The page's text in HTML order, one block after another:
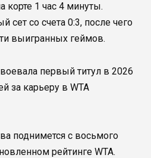
корте 1 час 4 минуты.
сет со счета 0:3, после чего
выигранных геймов.
первый титул в 2026
за карьеру в WTA
поднимется с восьмого
рейтинге WTA.